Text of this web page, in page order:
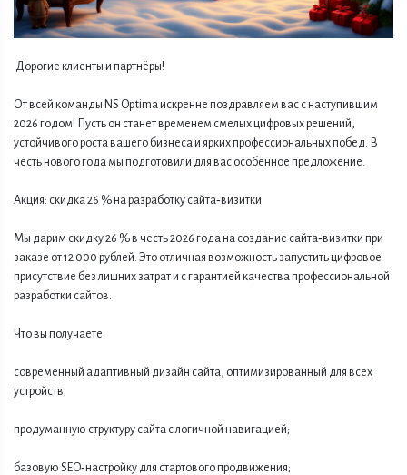
Дорогие клиенты и партнёры!
От всей команды NS Optima искренне поздравляем вас с наступившим
2026 годом! Пусть он станет временем смелых цифровых решений,
устойчивого роста вашего бизнеса и ярких профессиональных побед. В
честь нового года мы подготовили для вас особенное предложение.
Акция: скидка 26 % на разработку сайта‑визитки
Мы дарим скидку 26 % в честь 2026 года на создание сайта‑визитки при
заказе от 12 000 рублей. Это отличная возможность запустить цифровое
присутствие без лишних затрат и с гарантией качества профессиональной
разработки сайтов.
Что вы получаете:
современный адаптивный дизайн сайта, оптимизированный для всех
устройств;
продуманную структуру сайта с логичной навигацией;
базовую SEO‑настройку для стартового продвижения;